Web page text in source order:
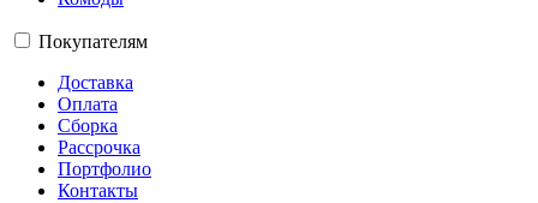
Покупателям
Доставка
Оплата
Сборка
Рассрочка
Портфолио
Контакты